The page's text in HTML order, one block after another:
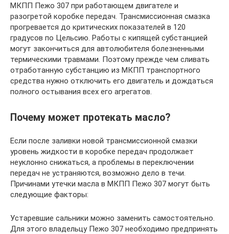
МКПП Пежо 307 при работающем двигателе и
разогретой коробке передач. Трансмиссионная смазка
прогревается до критических показателей в 120
градусов по Цельсию. Работы с кипящей субстанцией
могут закончиться для автолюбителя болезненными
термическими травмами. Поэтому прежде чем сливать
отработанную субстанцию из МКПП транспортного
средства нужно отключить его двигатель и дождаться
полного остывания всех его агрегатов.
Почему может протекать масло?
Если после заливки новой трансмиссионной смазки
уровень жидкости в коробке передач продолжает
неуклонно снижаться, а проблемы в переключении
передач не устраняются, возможно дело в течи.
Причинами утечки масла в МКПП Пежо 307 могут быть
следующие факторы:
Устаревшие сальники можно заменить самостоятельно.
Для этого владельцу Пежо 307 необходимо предпринять